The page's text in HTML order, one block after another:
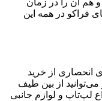
و هم آن را در زمان
فراکو در همه این
انحصاری از خرید
از بین طیف
لپ‌تاپ و لوازم جانبی